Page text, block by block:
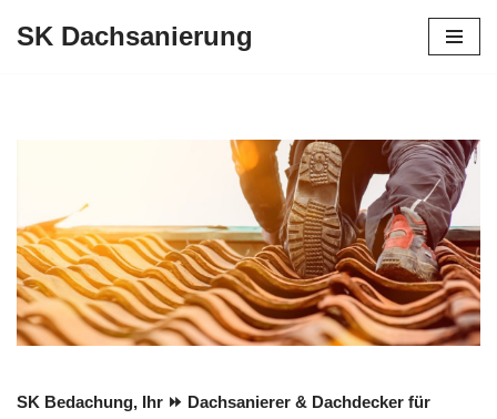
SK Dachsanierung
SK Bedachung, Ihr ⏩ Dachsanierer & Dachdecker für